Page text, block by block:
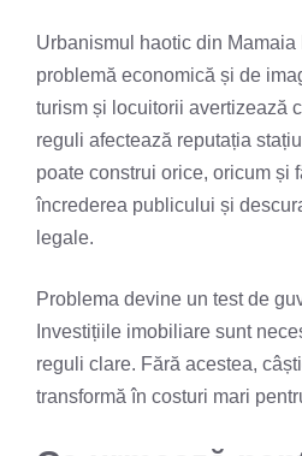
Urbanismul haotic din
problemă economică și de
turism și locuitorii avertizează
reguli afectează reputația
poate construi orice, oricum și
încrederea publicului și
legale.
Problema devine un test de
Investițiile imobiliare sunt
reguli clare. Fără acestea,
transformă în costuri mari